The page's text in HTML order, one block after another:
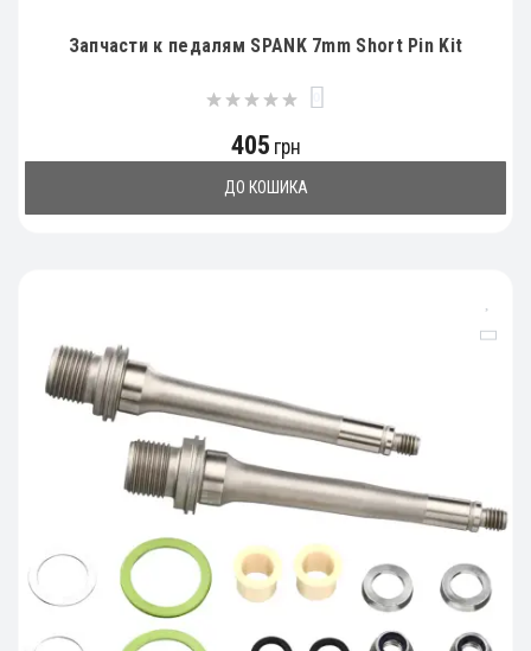
Запчасти к педалям SPANK 7mm Short Pin Kit
405 грн
ДО КОШИКА